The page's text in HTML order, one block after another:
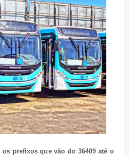
prefixos que vão do 36409 até o